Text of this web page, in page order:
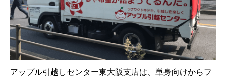
アップル引越しセンター東大阪支店は、単身向けからフ